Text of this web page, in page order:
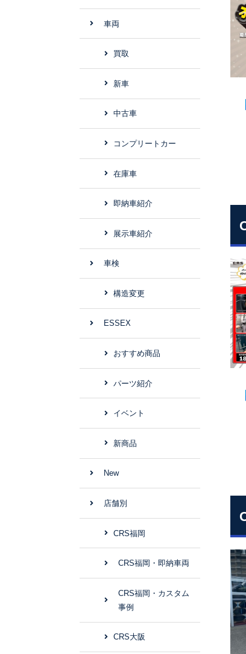
車両
買取
新車
中古車
コンプリートカー
在庫車
即納車紹介
展示車紹介
車検
構造変更
ESSEX
おすすめ商品
パーツ紹介
イベント
新商品
New
店舗別
CRS福岡
CRS福岡・即納車両
CRS福岡・カスタム
事例
CRS大阪